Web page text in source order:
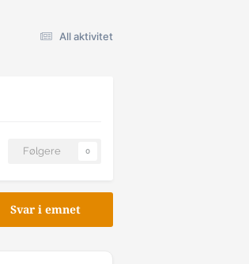
All aktivitet
Følgere 0
Svar i emnet